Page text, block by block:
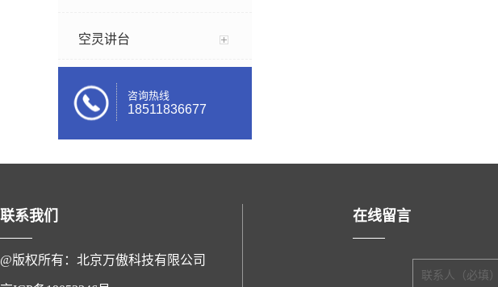
空灵讲台
咨询热线
18511836677
联系我们
@版权所有：北京万傲科技有限公司
在线留言
联系人（必填）